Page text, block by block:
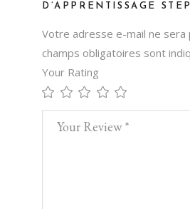
D’APPRENTISSAGE
Votre adresse e-mail ne sera
champs obligatoires sont
Your Rating